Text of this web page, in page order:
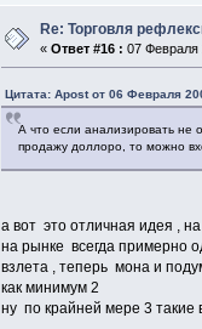
Re: Торговля
«Ответ #16 : 07 Февраля
Цитата: Apost от 06 Февраля
А что если анализировать не
продажу доллоро, то можно
а вот это отличная идея ,
на рынке всегда примерно
взлета , теперь мона и
как минимум 2
ну по крайней мере 3 такие